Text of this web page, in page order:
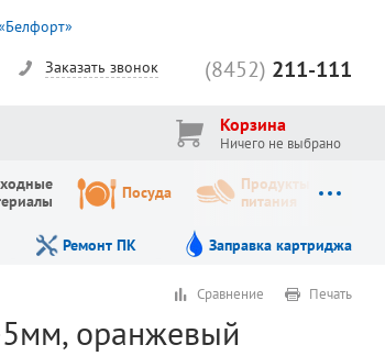
(8452) 211-111
Заказать звонок
Корзина
Ничего не выбрано
Посуда
Продукты
питания
Ремонт ПК Заправка картриджа
5мм, оранжевый
Сравнение Печать